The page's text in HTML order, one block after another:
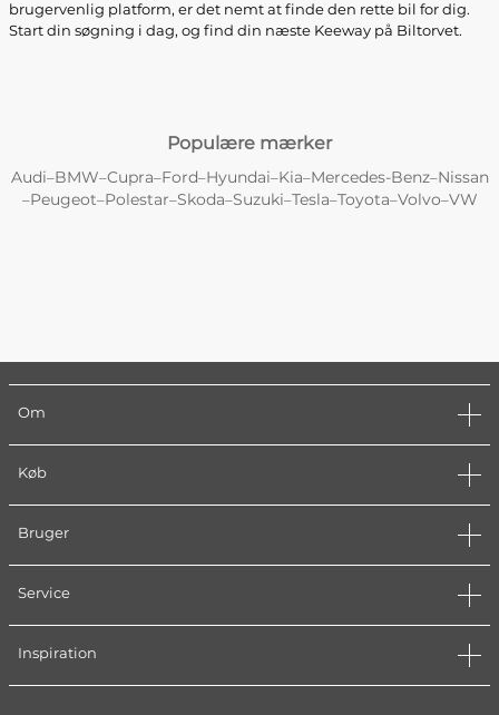
brugervenlig platform, er det nemt at finde den rette bil for dig.
Start din søgning i dag, og find din næste Keeway på Biltorvet.
Populære mærker
Audi–BMW–Cupra–Ford–Hyundai–Kia–Mercedes-Benz–Nissan
–Peugeot–Polestar–Skoda–Suzuki–Tesla–Toyota–Volvo–VW
Om
Køb
Bruger
Service
Inspiration